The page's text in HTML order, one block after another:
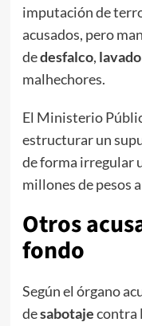
imputación de
acusados, pero
dedesfalco,
malhechores.
El Ministerio
estructurar un
de forma irregular
millones de pesos
Otros
fondo
Según el órgano
desabotajecontra